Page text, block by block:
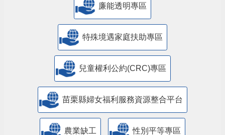
廉能透明專區
特殊境遇家庭扶助專區
兒童權利公約(CRC)專區
苗栗縣婦女福利服務資源整合平台
農業缺工 性別平等專區